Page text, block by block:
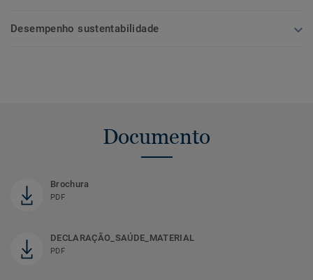
Desempenho sustentabilidade
Documento
Brochura
PDF
DECLARAÇÃO_SAÚDE_MATERIAL
PDF